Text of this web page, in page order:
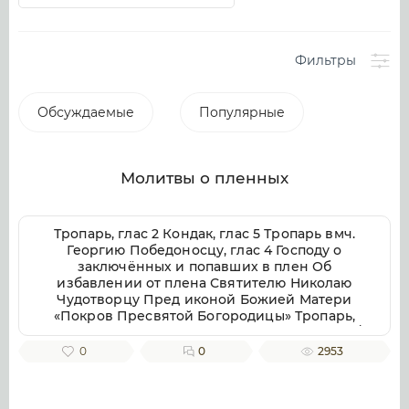
Обсуждаемые Популярные
Фильтры
Молитвы о пленных
Тропарь, глас 2 Кондак, глас 5 Тропарь вмч.
Георгию Победоносцу, глас 4 Господу о
заключённых и попавших в плен Об
избавлении от плена Святителю Николаю
Чудотворцу Пред иконой Божией Матери
«Покров Пресвятой Богородицы» Тропарь,
глас 2 Манасси́ю от уз и го́рькаго заточе́ния,/
моли́тв ра́ди свободи́вый, Всеще́дрый Бо́же,/ и
0 0 2953